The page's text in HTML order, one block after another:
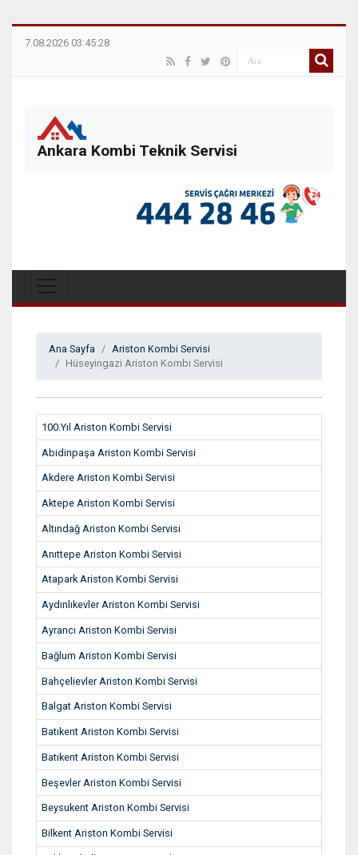
7.08.2026 03:45:28
Ankara Kombi Teknik Servisi
Ana Sayfa
Ariston Kombi Servisi
Hüseyingazi Ariston Kombi Servisi
100.Yıl Ariston Kombi Servisi
Abidinpaşa Ariston Kombi Servisi
Akdere Ariston Kombi Servisi
Aktepe Ariston Kombi Servisi
Altındağ Ariston Kombi Servisi
Anıttepe Ariston Kombi Servisi
Atapark Ariston Kombi Servisi
Aydınlıkevler Ariston Kombi Servisi
Ayrancı Ariston Kombi Servisi
Bağlum Ariston Kombi Servisi
Bahçelievler Ariston Kombi Servisi
Balgat Ariston Kombi Servisi
Batıkent Ariston Kombi Servisi
Batıkent Ariston Kombi Servisi
Beşevler Ariston Kombi Servisi
Beysukent Ariston Kombi Servisi
Bilkent Ariston Kombi Servisi